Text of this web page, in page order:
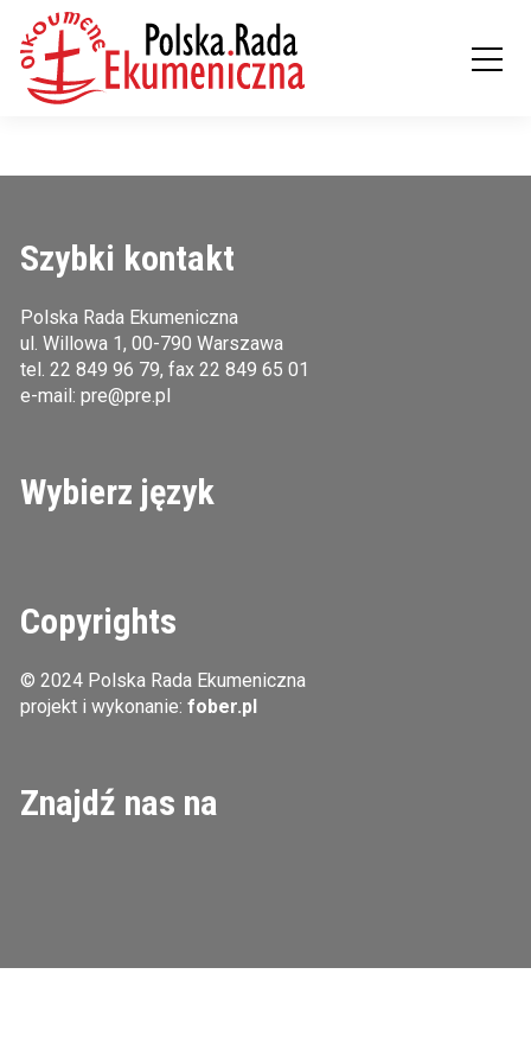
Szybki kontakt
Polska Rada Ekumeniczna
ul. Willowa 1, 00-790 Warszawa
tel. 22 849 96 79, fax 22 849 65 01
e-mail: pre@pre.pl
Wybierz język
Copyrights
© 2024 Polska Rada Ekumeniczna
projekt i wykonanie: fober.pl
Znajdź nas na